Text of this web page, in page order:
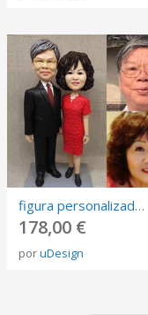
figura personalizada de fotos, 3D retrato Biscuit, muñeca de arte mini me personalizada
178,00 €
poruDesign